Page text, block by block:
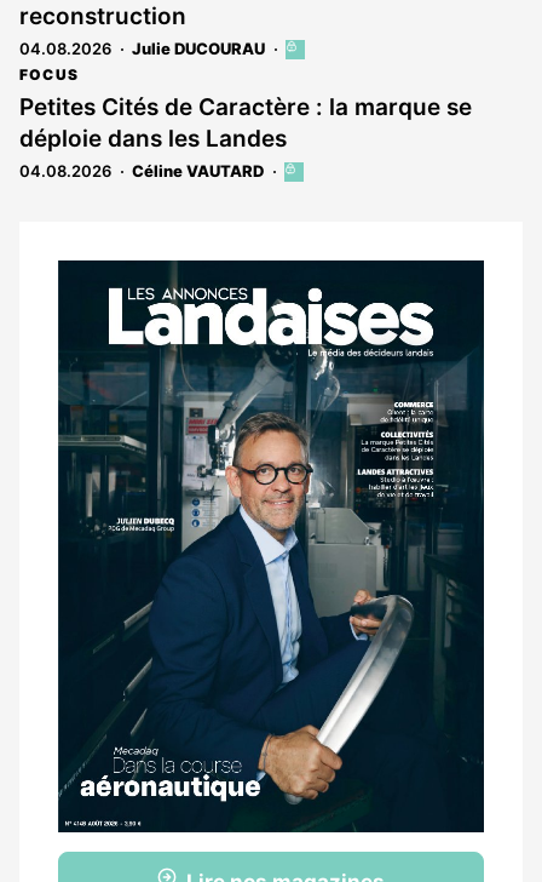
reconstruction
04.08.2026 Julie DUCOURAU
Cet
réservé
aux
abonnés
FOCUS
Petites Cités de Caractère : la marque se
déploie dans les Landes
04.08.2026 Céline VAUTARD
Cet
aux
abonnés
Notre
dernier
magazine